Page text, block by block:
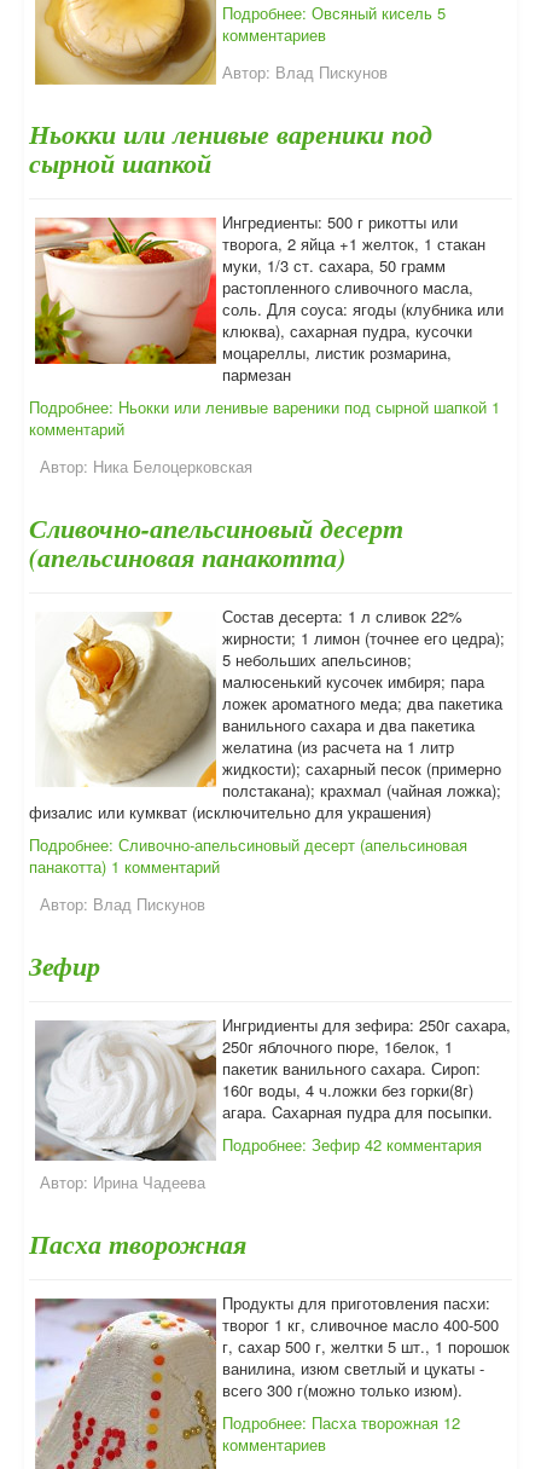
Подробнее: Овсяный кисель 5
комментариев
Автор: Влад Пискунов
Ньокки или ленивые вареники под
сырной шапкой
Ингредиенты: 500 г рикотты или
творога, 2 яйца +1 желток, 1 стакан
муки, 1/3 ст. сахара, 50 грамм
растопленного сливочного масла,
соль. Для соуса: ягоды (клубника или
клюква), сахарная пудра, кусочки
моцареллы, листик розмарина,
пармезан
Подробнее: Ньокки или ленивые вареники под сырной шапкой 1
комментарий
Автор: Ника Белоцерковская
Сливочно-апельсиновый десерт
(апельсиновая панакотта)
Состав десерта: 1 л сливок 22%
жирности; 1 лимон (точнее его цедра);
5 небольших апельсинов;
малюсенький кусочек имбиря; пара
ложек ароматного меда; два пакетика
ванильного сахара и два пакетика
желатина (из расчета на 1 литр
жидкости); сахарный песок (примерно
полстакана); крахмал (чайная ложка);
физалис или кумкват (исключительно для украшения)
Подробнее: Сливочно-апельсиновый десерт (апельсиновая
панакотта) 1 комментарий
Автор: Влад Пискунов
Зефир
Ингридиенты для зефира: 250г сахара,
250г яблочного пюре, 1белок, 1
пакетик ванильного сахара. Сироп:
160г воды, 4 ч.ложки без горки(8г)
агара. Cахарная пудра для посыпки.
Подробнее: Зефир 42 комментария
Автор: Ирина Чадеева
Пасха творожная
Продукты для приготовления пасхи:
творог 1 кг, сливочное масло 400-500
г, сахар 500 г, желтки 5 шт., 1 порошок
ванилина, изюм светлый и цукаты -
всего 300 г(можно только изюм).
Подробнее: Пасха творожная 12
комментариев